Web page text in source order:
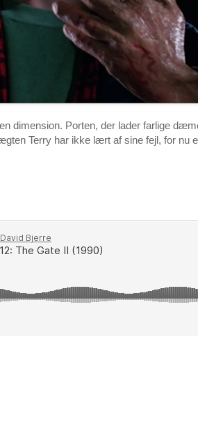
dimension. Porten, der lader farlige
Terry har ikke lært af sine fejl, for nu